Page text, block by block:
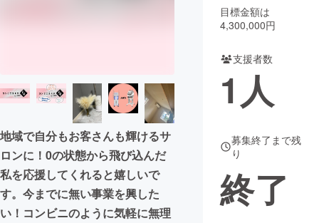
CAMPFIRE Creation
CAMPFIREふるさと納税machi-ya コミュニティ
地域で自分もお客さんも輝けるサ
ロンに！0の状態から飛び込んだ
私を応援してくれると嬉しいで
す。今までに無い事業を興した
い！コンビニのように気軽に無理
目標金額は
4,300,000円
支援者数
1人
募集終了まで残
り
終了